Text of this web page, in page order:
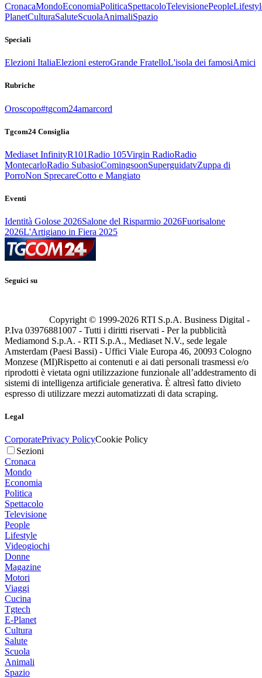
CronacaMondoEconomiaPoliticaSpettacoloTelevisionePeople
PlanetCulturaSaluteScuolaAnimaliSpazio
Speciali
Elezioni ItaliaElezioni esteroGrande FratelloL'isola dei famosiAmici
Rubriche
Oroscopo#tgcom24amarcord
Tgcom24 Consiglia
Mediaset InfinityR101Radio 105Virgin RadioRadio
MontecarloRadio SubasioComingsoonSuperguidatvZuppa di
PorroNon SprecareCotto e Mangiato
Eventi
Identità Golose 2026Salone del Risparmio 2026Fuorisalone
2026L'Artigiano in Fiera 2025
Seguici su
Copyright © 1999-2026 RTI S.p.A. Business Digital -
P.Iva 03976881007 - Tutti i diritti riservati - Per la pubblicità
Mediamond S.p.A. - RTI S.p.A., Mediaset N.V., sede legale
Amsterdam (Paesi Bassi) - Uffici Viale Europa 46, 20093 Cologno
Monzese (MI)Rispetto ai contenuti e ai dati personali trasmessi e/o
riprodotti è vietata ogni utilizzazione funzionale all’addestramento di
sistemi di intelligenza artificiale generativa. È altresì fatto divieto
espresso di utilizzare mezzi automatizzati di data scraping.
Legal
CorporatePrivacy PolicyCookie Policy
Sezioni
Cronaca
Mondo
Economia
Politica
Spettacolo
Televisione
People
Lifestyle
Videogiochi
Donne
Magazine
Motori
Viaggi
Cucina
Tgtech
E-Planet
Cultura
Salute
Scuola
Animali
Spazio